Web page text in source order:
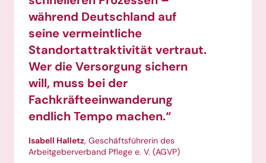
während Deutschland auf
seine vermeintliche
Standortattraktivität vertraut.
Wer die Versorgung sichern
will, muss bei der
Fachkräfteeinwanderung
endlich Tempo machen.“
Isabell Halletz, Geschäftsführerin des
Arbeitgeberverband Pflege e. V. (AGVP)